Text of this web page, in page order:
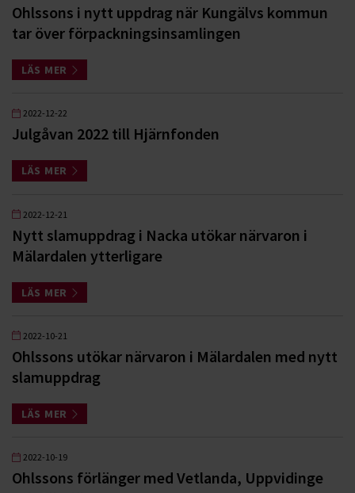
Ohlssons i nytt uppdrag när Kungälvs kommun
tar över förpackningsinsamlingen
LÄS MER
2022-12-22
Julgåvan 2022 till Hjärnfonden
LÄS MER
2022-12-21
Nytt slamuppdrag i Nacka utökar närvaron i
Mälardalen ytterligare
LÄS MER
2022-10-21
Ohlssons utökar närvaron i Mälardalen med nytt
slamuppdrag
LÄS MER
2022-10-19
Ohlssons förlänger med Vetlanda, Uppvidinge